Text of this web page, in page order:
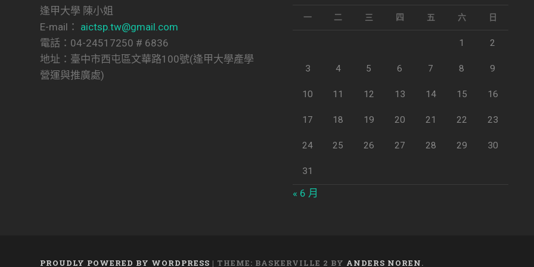
逢甲大學 陳小姐
E-mail： aictsp.tw@gmail.com
電話：04-24517250 # 6836
地址：臺中市西屯區文華路100號(逢甲大學產學
營運與推廣處)
一 二 三 四 五 六 日
1 2
3 4 5 6 7 8 9
10 11 12 13 14 15 16
17 18 19 20 21 22 23
24 25 26 27 28 29 30
31
« 6 月
PROUDLY POWERED BY WORDPRESS | THEME: BASKERVILLE 2 BY ANDERS NOREN.